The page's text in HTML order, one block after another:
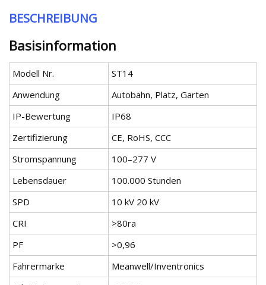
BESCHREIBUNG
Basisinformation
Modell Nr.
ST14
Anwendung
Autobahn, Platz, Garten
IP-Bewertung
IP68
Zertifizierung
CE, RoHS, CCC
Stromspannung
100–277 V
Lebensdauer
100.000 Stunden
SPD
10 kV 20 kV
CRI
>80ra
PF
>0,96
Fahrermarke
Meanwell/Inventronics